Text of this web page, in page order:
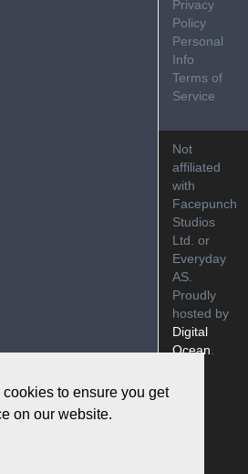
to ensure you get
on our website.
Privacy
Policy
Personal
Info
Terms of
Service
Not
affiliated
with
Facepunch
Studios
Ltd. or
Everyday
AS.
Proudly
hosted by
Digital
Ocean